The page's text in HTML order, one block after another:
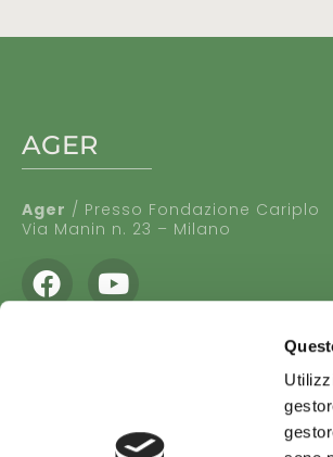
AGER
Ager / Presso Fondazione Cariplo
Via Manin n. 23 – Milano
Facebook
Youtube